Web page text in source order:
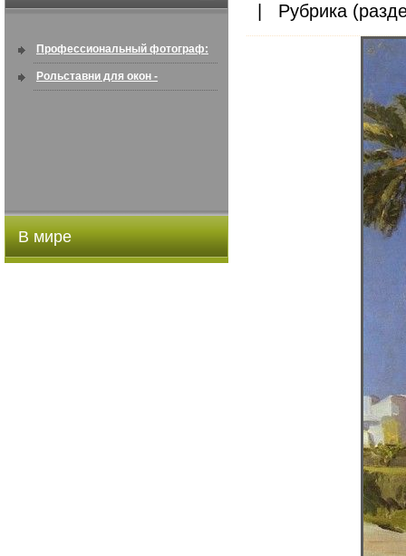
Профессиональный фотограф:
искусство создавать снимки, ...
Рольставни для окон -
В мире
| Рубрика